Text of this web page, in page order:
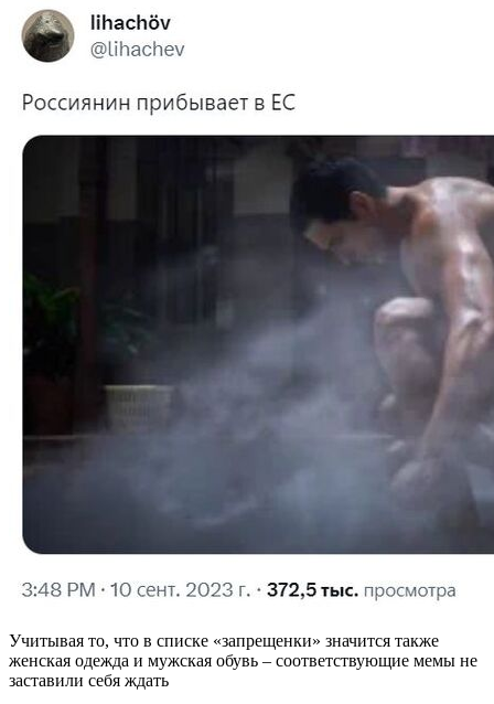
Учитывая то, что в списке «запрещенки» значится также
женская одежда и мужская обувь – соответствующие мемы не
заставили себя ждать